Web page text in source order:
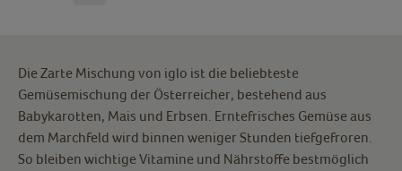
Die Zarte Mischung von iglo ist die beliebteste
Gemüsemischung der Österreicher, bestehend aus
Babykarotten, Mais und Erbsen. Erntefrisches Gemüse aus
dem Marchfeld wird binnen weniger Stunden tiefgefroren.
So bleiben wichtige Vitamine und Nährstoffe bestmöglich